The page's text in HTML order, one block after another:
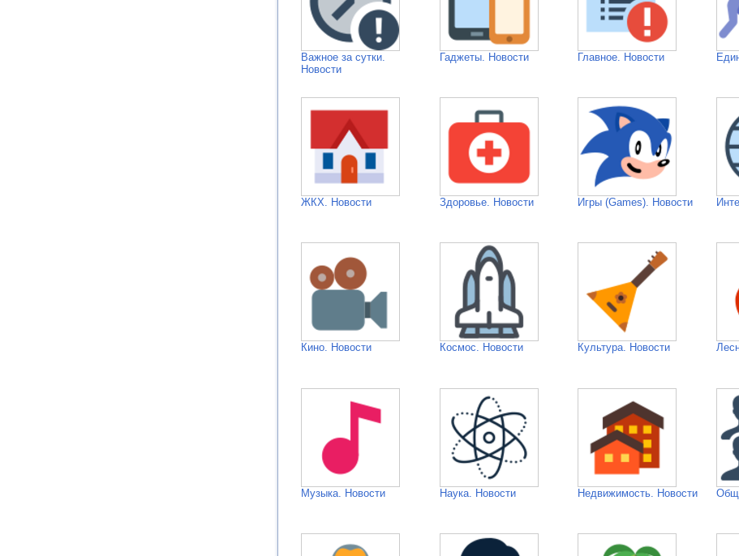
Важное за сутки.
Новости
Гаджеты. Новости Главное. Новости
ЖКХ. Новости Здоровье. Новости Игры (Games). Новости
Кино. Новости Космос. Новости Культура. Новости
Музыка. Новости Наука. Новости Недвижимость. Новости